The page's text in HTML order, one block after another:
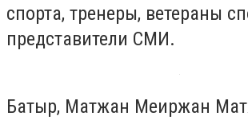
спорта, тренеры, ветераны
представители СМИ.
Батыр, Матжан Меиржан